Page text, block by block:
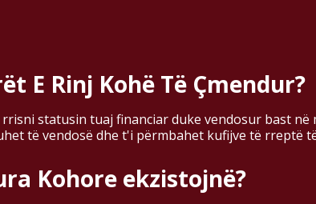
E Rinj Kohë Të Çmendur?
statusin tuaj financiar duke vendosur bast
të vendosë dhe t'i përmbahet kufijve të rreptë
Kohore ekzistojnë?